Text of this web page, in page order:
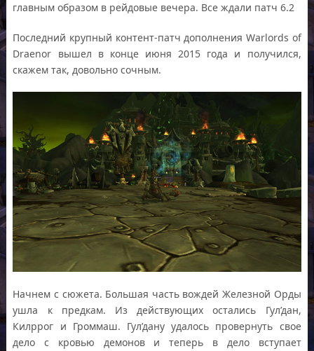
главным образом в рейдовые вечера. Все ждали патч 6.2
Последний крупный контент-патч дополнения Warlords of
Draenor вышел в конце июня 2015 года и получился,
скажем так, довольно сочным.
Начнем с сюжета. Большая часть вождей Железной Орды
ушла к предкам. Из действующих остались Гул’дан,
Килррог и Громмаш. Гул’дану удалось провернуть свое
дело с кровью демонов и теперь в дело вступает